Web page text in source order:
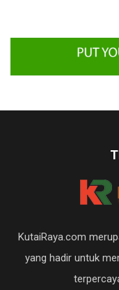
KutaiRaya.com
yang hadir untuk